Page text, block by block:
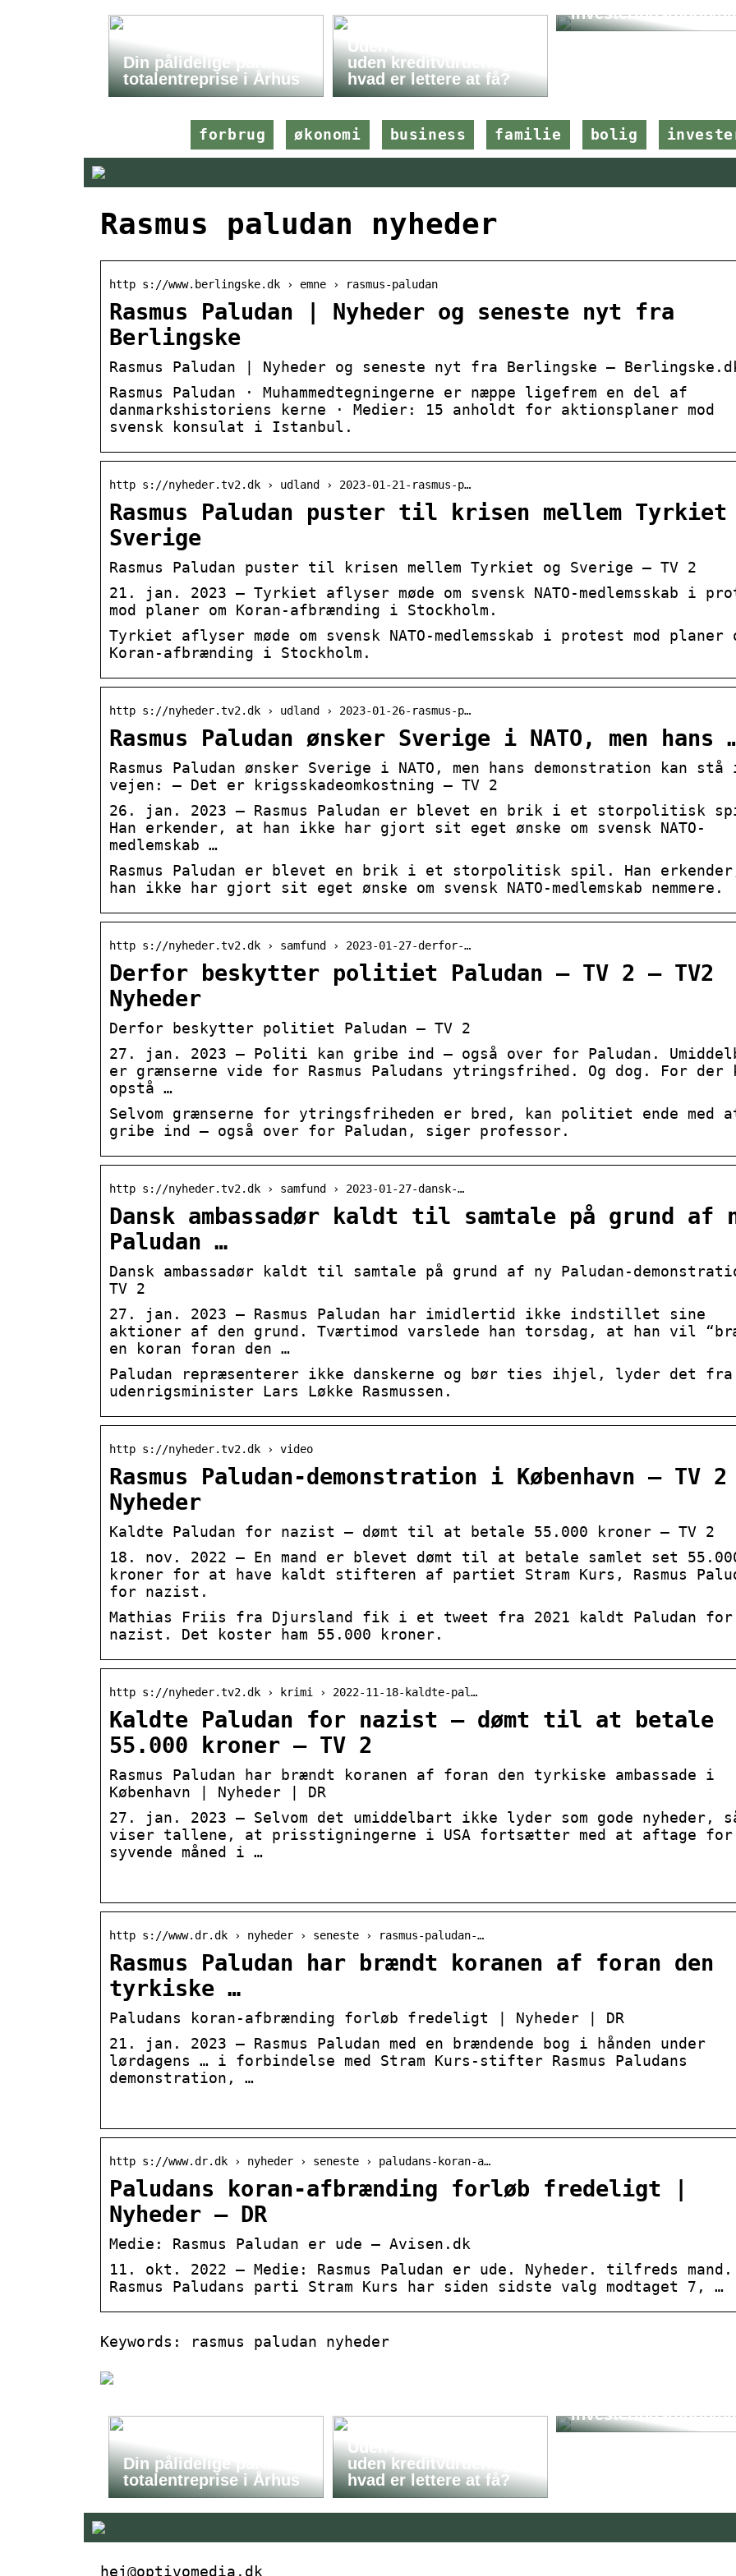
Din pålidelige partner i
totalentreprise i Århus
Uden sikkerhed eller
uden kreditvurdering –
hvad er lettere at få?
forbrug økonomi business familie bolig
Rasmus paludan nyheder
http s://www.berlingske.dk › emne › rasmus-paludan
Rasmus Paludan | Nyheder og seneste nyt fra
Berlingske
Rasmus Paludan | Nyheder og seneste nyt fra Berlingske –
Rasmus Paludan · Muhammedtegningerne er næppe ligefrem en del af
danmarkshistoriens kerne · Medier: 15 anholdt for aktionsplaner mod
svensk konsulat i Istanbul.
http s://nyheder.tv2.dk › udland › 2023-01-21-rasmus-p…
Rasmus Paludan puster til krisen mellem Tyrkiet
Sverige
Rasmus Paludan puster til krisen mellem Tyrkiet og Sverige – TV 2
21. jan. 2023 — Tyrkiet aflyser møde om svensk NATO-medlemsskab i
mod planer om Koran-afbrænding i Stockholm.
Tyrkiet aflyser møde om svensk NATO-medlemsskab i protest mod planer
Koran-afbrænding i Stockholm.
http s://nyheder.tv2.dk › udland › 2023-01-26-rasmus-p…
Rasmus Paludan ønsker Sverige i NATO, men hans
Rasmus Paludan ønsker Sverige i NATO, men hans demonstration kan stå
vejen: – Det er krigsskadeomkostning – TV 2
26. jan. 2023 — Rasmus Paludan er blevet en brik i et storpolitisk
Han erkender, at han ikke har gjort sit eget ønske om svensk NATO-
medlemskab …
Rasmus Paludan er blevet en brik i et storpolitisk spil. Han
han ikke har gjort sit eget ønske om svensk NATO-medlemskab nemmere.
http s://nyheder.tv2.dk › samfund › 2023-01-27-derfor-…
Derfor beskytter politiet Paludan – TV 2 – TV2
Nyheder
Derfor beskytter politiet Paludan – TV 2
27. jan. 2023 — Politi kan gribe ind – også over for Paludan.
er grænserne vide for Rasmus Paludans ytringsfrihed. Og dog. For der
opstå …
Selvom grænserne for ytringsfriheden er bred, kan politiet ende med
gribe ind – også over for Paludan, siger professor.
http s://nyheder.tv2.dk › samfund › 2023-01-27-dansk-…
Dansk ambassadør kaldt til samtale på grund af
Paludan …
Dansk ambassadør kaldt til samtale på grund af ny Paludan-
TV 2
27. jan. 2023 — Rasmus Paludan har imidlertid ikke indstillet sine
aktioner af den grund. Tværtimod varslede han torsdag, at han vil
en koran foran den …
Paludan repræsenterer ikke danskerne og bør ties ihjel, lyder det fra
udenrigsminister Lars Løkke Rasmussen.
http s://nyheder.tv2.dk › video
Rasmus Paludan-demonstration i København – TV 2
Nyheder
Kaldte Paludan for nazist – dømt til at betale 55.000 kroner – TV 2
18. nov. 2022 — En mand er blevet dømt til at betale samlet set
kroner for at have kaldt stifteren af partiet Stram Kurs, Rasmus
for nazist.
Mathias Friis fra Djursland fik i et tweet fra 2021 kaldt Paludan for
nazist. Det koster ham 55.000 kroner.
http s://nyheder.tv2.dk › krimi › 2022-11-18-kaldte-pal…
Kaldte Paludan for nazist – dømt til at betale
55.000 kroner – TV 2
Rasmus Paludan har brændt koranen af foran den tyrkiske ambassade i
København | Nyheder | DR
27. jan. 2023 — Selvom det umiddelbart ikke lyder som gode nyheder,
viser tallene, at prisstigningerne i USA fortsætter med at aftage for
syvende måned i …
http s://www.dr.dk › nyheder › seneste › rasmus-paludan-…
Rasmus Paludan har brændt koranen af foran den
tyrkiske …
Paludans koran-afbrænding forløb fredeligt | Nyheder | DR
21. jan. 2023 — Rasmus Paludan med en brændende bog i hånden under
lørdagens … i forbindelse med Stram Kurs-stifter Rasmus Paludans
demonstration, …
http s://www.dr.dk › nyheder › seneste › paludans-koran-a…
Paludans koran-afbrænding forløb fredeligt |
Nyheder – DR
Medie: Rasmus Paludan er ude – Avisen.dk
11. okt. 2022 — Medie: Rasmus Paludan er ude. Nyheder. tilfreds mand.
Rasmus Paludans parti Stram Kurs har siden sidste valg modtaget 7, …
Keywords: rasmus paludan nyheder
Din pålidelige partner i
totalentreprise i Århus
Uden sikkerhed eller
uden kreditvurdering –
hvad er lettere at få?
hej@optivomedia.dk